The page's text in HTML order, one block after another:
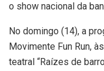
o show nacional da
No domingo (14), a
Movimente Fun Run,
teatral “Raízes de